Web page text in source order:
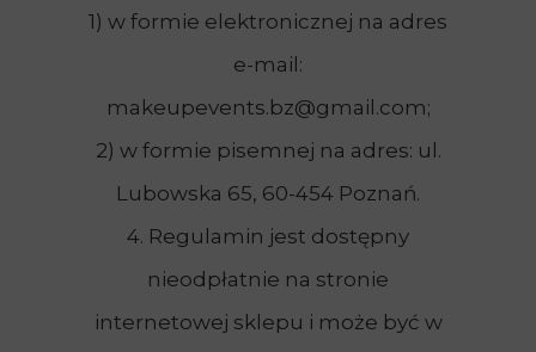
1) w formie elektronicznej na adres
e-mail:
makeupevents.bz@gmail.com;
2) w formie pisemnej na adres: ul.
Lubowska 65, 60-454 Poznań.
4. Regulamin jest dostępny
nieodpłatnie na stronie
internetowej sklepu i może być w